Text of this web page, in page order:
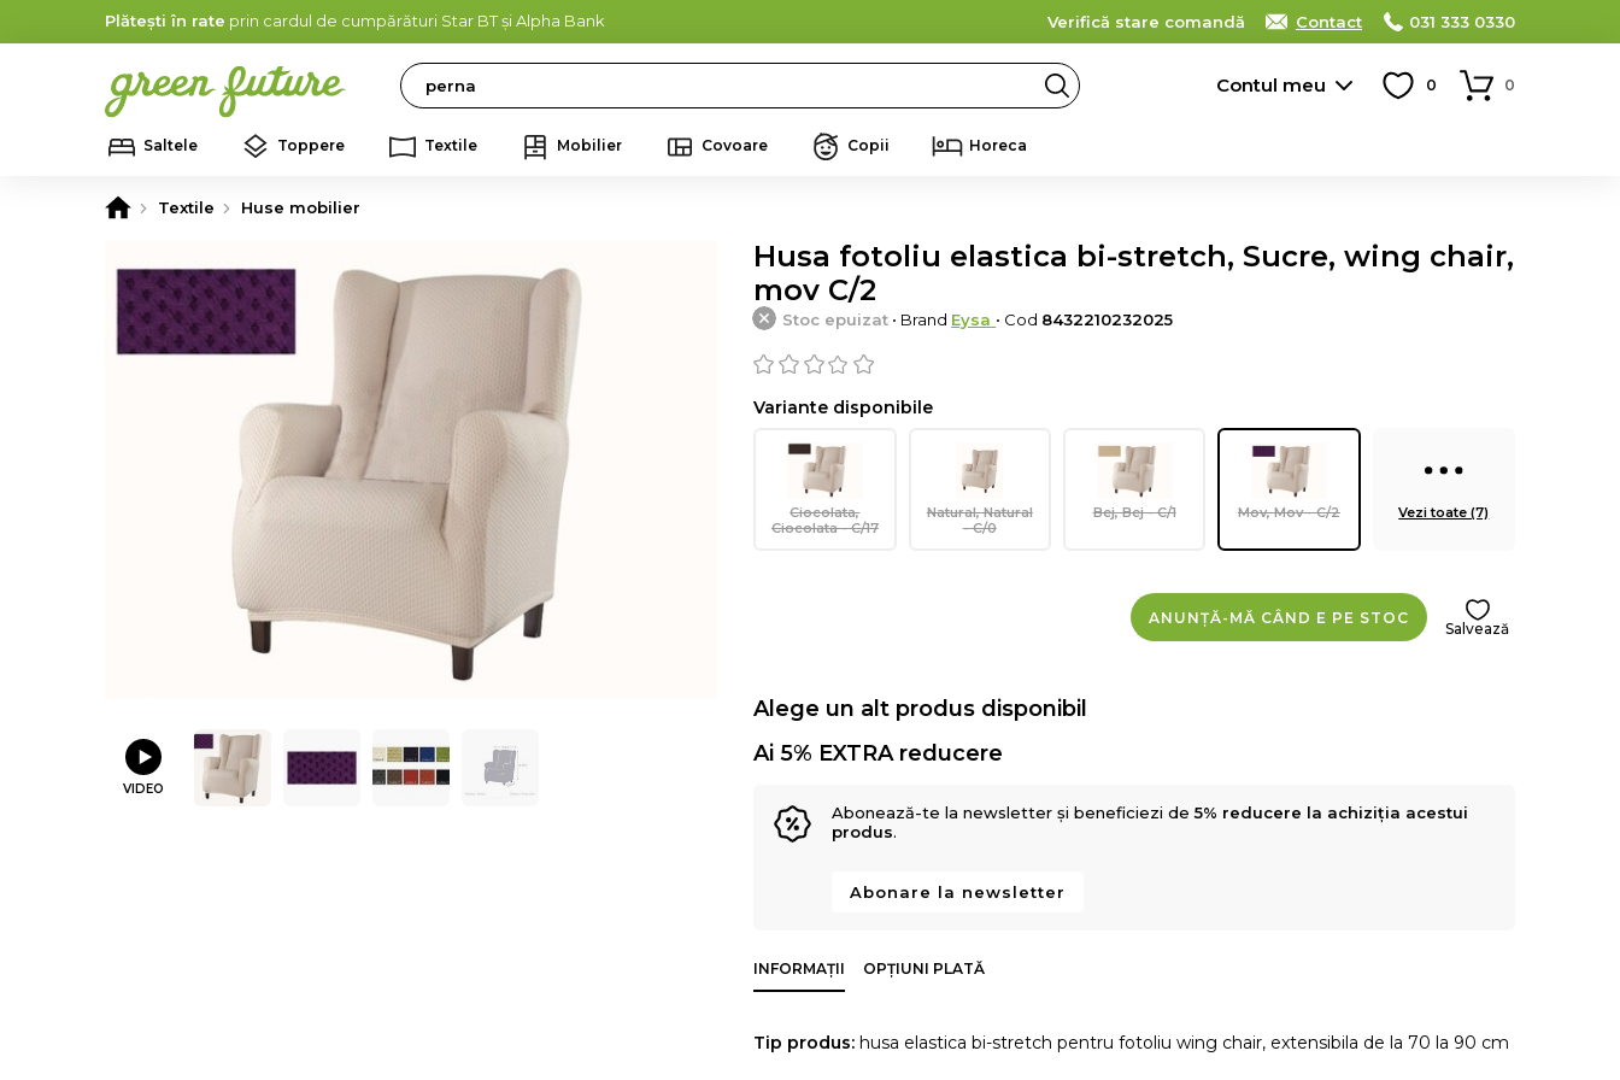
Plătești în rate prin cardul de cumpărături Star BT și Alpha Bank Verifică stare comandă Contact 031 333 0330
Search Contul meu 0 0
Saltele Toppere Textile Mobilier Covoare Copii Horeca
Textile Huse mobilier
VIDEO
Husa fotoliu elastica bi-stretch, Sucre, wing chair,
mov C/2
Stoc epuizat • Brand Eysa • Cod 8432210232025
Variante disponibile
Ciocolata,
Ciocolata - C/17
Natural, Natural
- C/0
Bej, Bej - C/1 Mov, Mov - C/2 Vezi toate (7)
ANUNȚĂ-MĂ CÂND E PE STOC
Salvează
Alege un alt produs disponibil
Ai 5% EXTRA reducere
Abonează-te la newsletter și beneficiezi de5% reducere la achiziția acestui
produs.
Abonare la newsletter
INFORMAȚII OPȚIUNI PLATĂ
Tip produs: husa elastica bi-stretch pentru fotoliu wing chair, extensibila de la 70 la 90 cm